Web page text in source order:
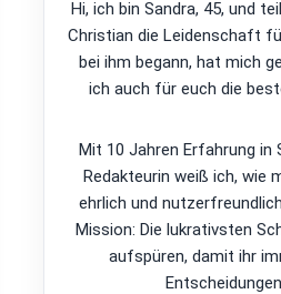
Hi, ich bin Sandra, 45, und
Christian die Leidenschaft
bei ihm begann, hat mich
ich auch für euch die
Mit 10 Jahren Erfahrung in
Redakteurin weiß ich, wie
ehrlich und
Mission: Die lukrativsten
aufspüren, damit ihr